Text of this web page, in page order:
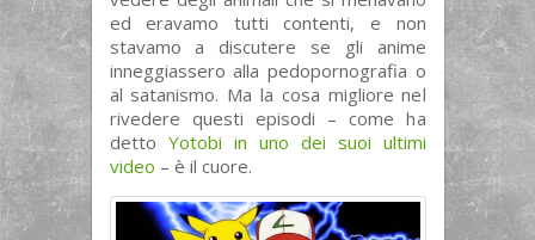
ed eravamo tutti contenti, e non
stavamo a discutere se gli anime
inneggiassero alla pedopornografia o
al satanismo. Ma la cosa migliore nel
rivedere questi episodi – come ha
detto Yotobi in uno dei suoi ultimi
video – è il cuore.